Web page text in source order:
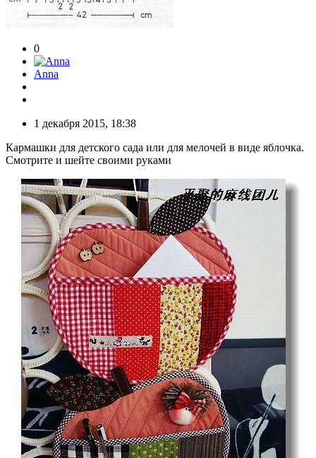
0
Anna
1 декабря 2015, 18:38
Кармашки для детского сада или для мелочей в виде яблочка.
Смотрите и шейте своими руками